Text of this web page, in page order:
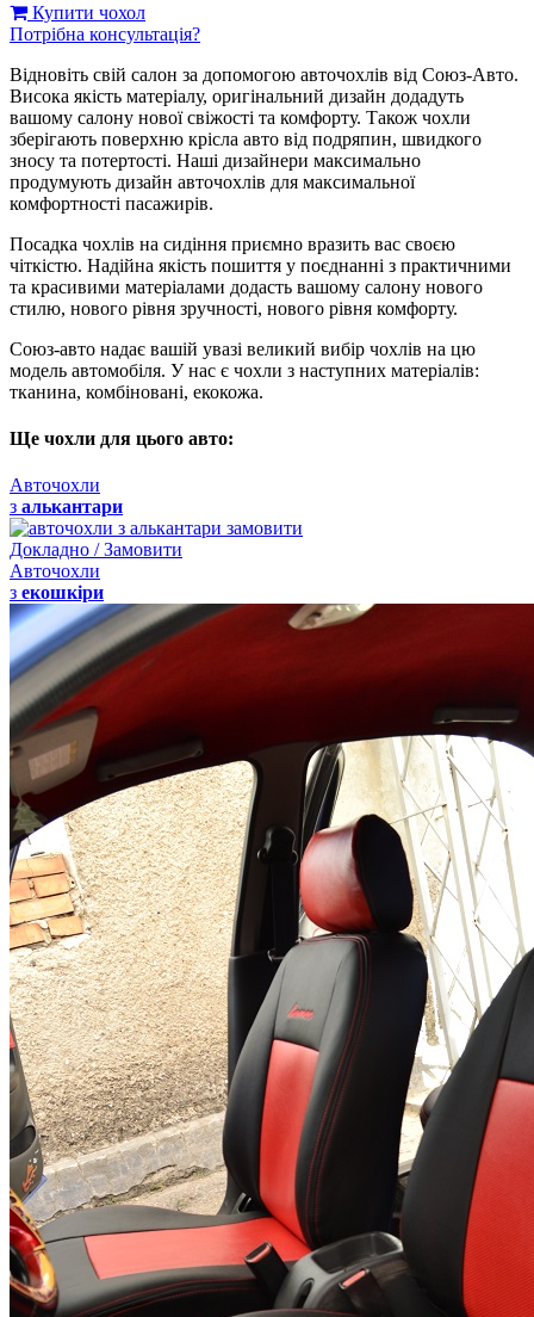
Купити чохол
Потрібна консультація?
Відновіть свій салон за допомогою авточохлів від Союз-Авто.
Висока якість матеріалу, оригінальний дизайн додадуть
вашому салону нової свіжості та комфорту. Також чохли
зберігають поверхню крісла авто від подряпин, швидкого
зносу та потертості. Наші дизайнери максимально
продумують дизайн авточохлів для максимальної
комфортності пасажирів.
Посадка чохлів на сидіння приємно вразить вас своєю
чіткістю. Надійна якість пошиття у поєднанні з практичними
та красивими матеріалами додасть вашому салону нового
стилю, нового рівня зручності, нового рівня комфорту.
Союз-авто надає вашій увазі великий вибір чохлів на цю
модель автомобіля. У нас є чохли з наступних матеріалів:
тканина, комбіновані, екокожа.
Ще чохли для цього авто:
Авточохли
з алькантари
Докладно / Замовити
Авточохли
з екошкіри